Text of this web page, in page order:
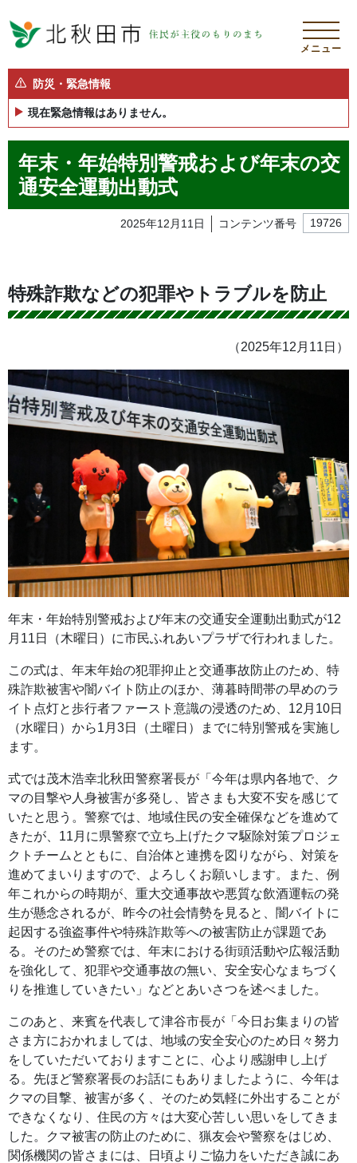
メニュー
防災・緊急情報
現在緊急情報はありません。
年末・年始特別警戒および年末の交
通安全運動出動式
2025年12月11日 コンテンツ番号 19726
特殊詐欺などの犯罪やトラブルを防止
（2025年12月11日）
年末・年始特別警戒および年末の交通安全運動出動式が12
月11日（木曜日）に市民ふれあいプラザで行われました。
この式は、年末年始の犯罪抑止と交通事故防止のため、特
殊詐欺被害や闇バイト防止のほか、薄暮時間帯の早めのラ
イト点灯と歩行者ファースト意識の浸透のため、12月10日
（水曜日）から1月3日（土曜日）までに特別警戒を実施し
ます。
式では茂木浩幸北秋田警察署長が「今年は県内各地で、ク
マの目撃や人身被害が多発し、皆さまも大変不安を感じて
いたと思う。警察では、地域住民の安全確保などを進めて
きたが、11月に県警察で立ち上げたクマ駆除対策プロジェ
クトチームとともに、自治体と連携を図りながら、対策を
進めてまいりますので、よろしくお願いします。また、例
年これからの時期が、重大交通事故や悪質な飲酒運転の発
生が懸念されるが、昨今の社会情勢を見ると、闇バイトに
起因する強盗事件や特殊詐欺等への被害防止が課題であ
る。そのため警察では、年末における街頭活動や広報活動
を強化して、犯罪や交通事故の無い、安全安心なまちづく
りを推進していきたい」などとあいさつを述べました。
このあと、来賓を代表して津谷市長が「今日お集まりの皆
さま方におかれましては、地域の安全安心のため日々努力
をしていただいておりますことに、心より感謝申し上げ
る。先ほど警察署長のお話にもありましたように、今年は
クマの目撃、被害が多く、そのため気軽に外出することが
できなくなり、住民の方々は大変心苦しい思いをしてきま
した。クマ被害の防止のために、猟友会や警察をはじめ、
関係機関の皆さまには、日頃よりご協力をいただき誠にあ